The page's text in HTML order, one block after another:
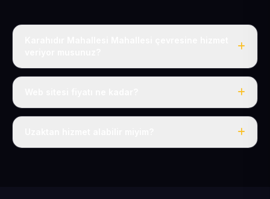
Evet, Karahıdır Mahallesi dahil tüm Bünyan ve Bünyan
Tek fiyat: yılda 50 USD + KDV, her şey dahil.